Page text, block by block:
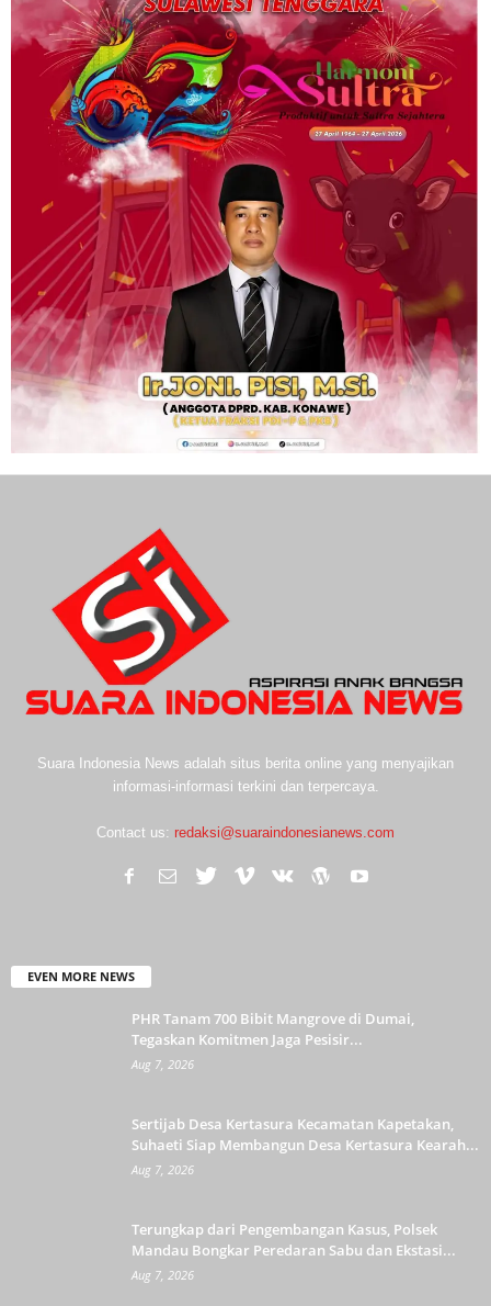
Suara Indonesia News adalah situs berita online yang menyajikan
informasi-informasi terkini dan terpercaya.
Contact us: redaksi@suaraindonesianews.com
EVEN MORE NEWS
PHR Tanam 700 Bibit Mangrove di Dumai,
Tegaskan Komitmen Jaga Pesisir...
Aug 7, 2026
Sertijab Desa Kertasura Kecamatan Kapetakan,
Suhaeti Siap Membangun Desa Kertasura Kearah...
Aug 7, 2026
Terungkap dari Pengembangan Kasus, Polsek
Mandau Bongkar Peredaran Sabu dan Ekstasi...
Aug 7, 2026